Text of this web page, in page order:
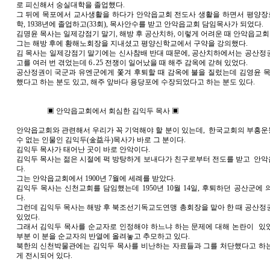
로 피신해서 숭실대학을 졸업했다.
그 뒤에 목포에서 교사생활을 하다가 안악읍교회 전도사 생활을 하면서 평양
학, 1938년에 졸업하고(33회), 목사안수를 받고 안악읍교회 담임목사가 되었다.
김명윤 목사는 일제강점기 말기, 해방 후 공산치하, 이렇게 어려운 때 안악읍교
그는 해방 후에 황해노회장을 지내셨고 평양신학교에서 구약을 강의했다.
김 목사는 일제강점기 말기에는 신사참배 반대 때문에, 공산치하에서는 공산정
고를 여러 번 겪었는데 6․25 전쟁이 일어났을 때 해주 감옥에 갇혀 있었다.
공산정권이 국군과 유엔군에게 쫓겨 후퇴할 때 감옥에 불을 질렀는데 김영윤
했다고 하는 분도 있고, 해주 앞바다 용당포에 수장되었다고 하는 분도 있다.
▣ 안악읍교회에서 회심한 김익두 목사 ▣
안악읍교회와 관련해서 우리가 꼭 기억해야 할 분이 있는데, 한국교회의 부흥
수 없는 인물인 김익두(金益斗)목사가 바로 그 분이다.
김익두 목사가 태어난 곳이 바로 안악이다.
김익두 목사는 젊은 시절에 퍽 방탕하게 보내다가 친구로부터 전도를 받고 안
다.
그는 안악읍교회에서 1900년 7월에 세례를 받았다.
김익두 목사는 신천교회를 담임했는데 1950년 10월 14일, 후퇴하던 공산군에
다.
그런데 김익두 목사는 해방 후 북조선기독교도연맹 총회장을 맡아 한 때 공산정
있었다.
그래서 김익두 목사를 순교자로 인정해야 하느냐 하는 문제에 대해 논란이 있
부분 이 분을 순교자의 반열에 올려놓고 추모하고 있다.
북한의 신천박물관에는 김익두 목사를 비난하는 자료들과 그를 처단했다고 하
게 전시되어 있다.